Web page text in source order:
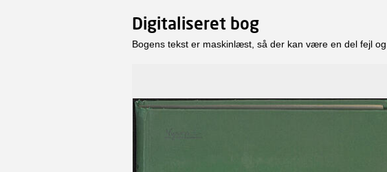
Digitaliseret bog
Bogens tekst er maskinlæst, så der kan være en del fejl og